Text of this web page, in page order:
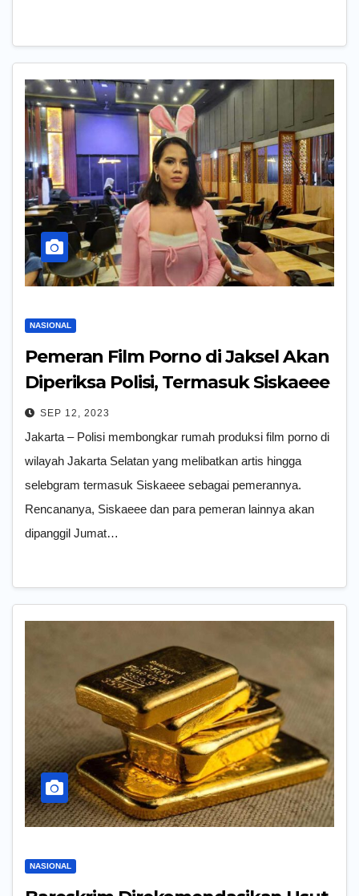
NASIONAL
Pemeran Film Porno di Jaksel Akan
Diperiksa Polisi, Termasuk Siskaeee
SEP 12, 2023
Jakarta – Polisi membongkar rumah produksi film porno di
wilayah Jakarta Selatan yang melibatkan artis hingga
selebgram termasuk Siskaeee sebagai pemerannya.
Rencananya, Siskaeee dan para pemeran lainnya akan
dipanggil Jumat…
NASIONAL